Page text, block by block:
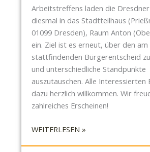
D
R
E
S
D
E
N
U
N
E
R
Arbeitstreffens laden die
diesmal in das Stadtteilhaus
01099 Dresden), Raum Anton
ein. Ziel ist es erneut, über den am
stattfindenden Bürgerentscheid
und unterschiedliche Standpunkte
auszutauschen. Alle Interessierten
dazu herzlich willkommen. Wir
zahlreiches Erscheinen!
WEITERLESEN »: